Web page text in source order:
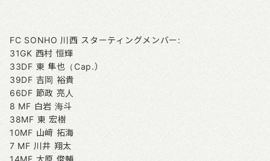
FC SONHO 川西 スターティングメンバー:
31GK 西村 恒輝
33DF 東 隼也（Cap.）
39DF 吉岡 裕貴
66DF 節政 亮人
8 MF 白岩 海斗
38MF 東 宏樹
10MF 山﨑 拓海
7 MF 川井 翔太
14MF 大原 俊輔